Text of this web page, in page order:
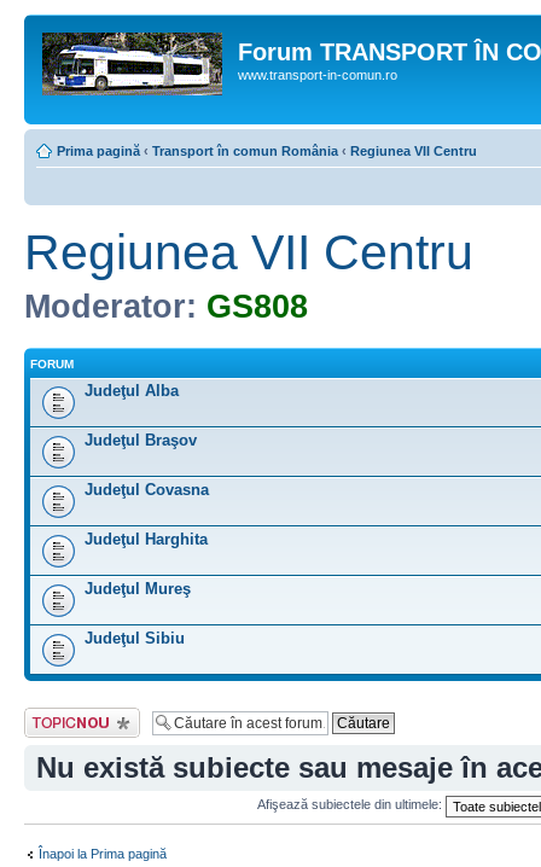
Forum TRANSPORT ÎN
www.transport-in-comun.ro
Prima pagină ‹ Transport în comun România ‹ Regiunea VII Centru
Regiunea VII Centru
Moderator: GS808
FORUM
Judeţul Alba
Judeţul Braşov
Judeţul Covasna
Judeţul Harghita
Judeţul Mureş
Judeţul Sibiu
Scrie un subiect
nou
Nu există subiecte sau mesaje în
Afişează subiectele din ultimele:
Înapoi la Prima pagină